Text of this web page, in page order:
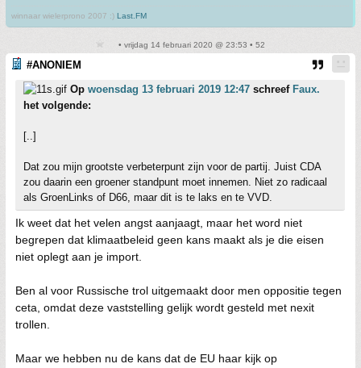
winnaar wielerprono 2007 :) Last.FM
• vrijdag 14 februari 2020 @ 23:53 • 52
#ANONIEM
Op woensdag 13 februari 2019 12:47 schreef Faux.
het volgende:
[..]
Dat zou mijn grootste verbeterpunt zijn voor de partij. Juist CDA
zou daarin een groener standpunt moet innemen. Niet zo radicaal
als GroenLinks of D66, maar dit is te laks en te VVD.
Ik weet dat het velen angst aanjaagt, maar het word niet
begrepen dat klimaatbeleid geen kans maakt als je die eisen
niet oplegt aan je import.
Ben al voor Russische trol uitgemaakt door men oppositie tegen
ceta, omdat deze vaststelling gelijk wordt gesteld met nexit
trollen.
Maar we hebben nu de kans dat de EU haar kijk op